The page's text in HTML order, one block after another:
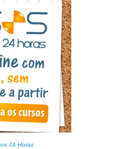
24 Horas